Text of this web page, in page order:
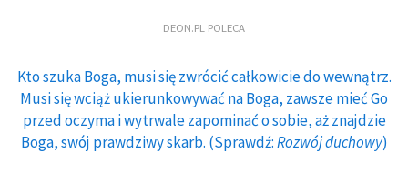
DEON.PL POLECA
Kto szuka Boga, musi się zwrócić całkowicie do wewnątrz.
Musi się wciąż ukierunkowywać na Boga, zawsze mieć Go
przed oczyma i wytrwale zapominać o sobie, aż znajdzie
Boga, swój prawdziwy skarb. (Sprawdź:Rozwój duchowy)